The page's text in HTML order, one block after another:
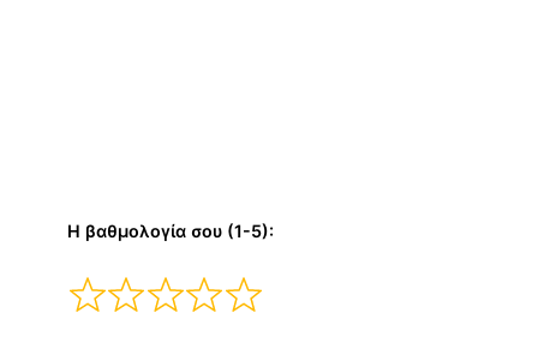
Η βαθμολογία σου (1-5):